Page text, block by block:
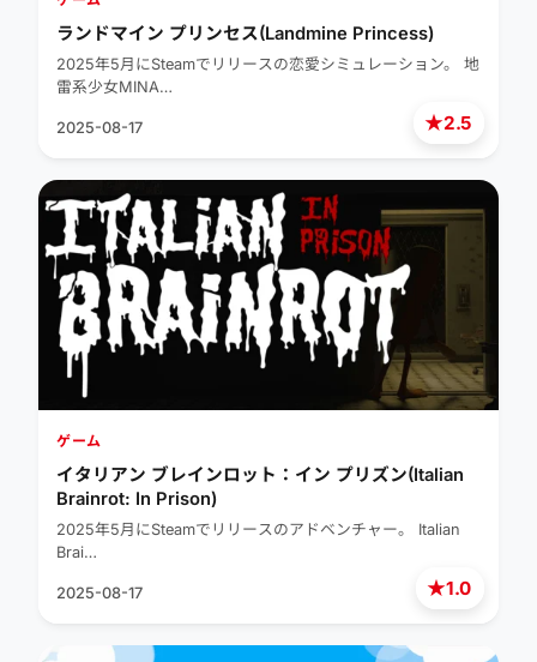
★2.5
ランドマイン プリンセス(Landmine Princess)
2025年5月にSteamでリリースの恋愛シミュレーション。 地
雷系少女MINA…
2025-08-17
★1.0
ゲーム
イタリアン ブレインロット：イン プリズン(Italian
Brainrot: In Prison)
2025年5月にSteamでリリースのアドベンチャー。 Italian
Brai…
2025-08-17